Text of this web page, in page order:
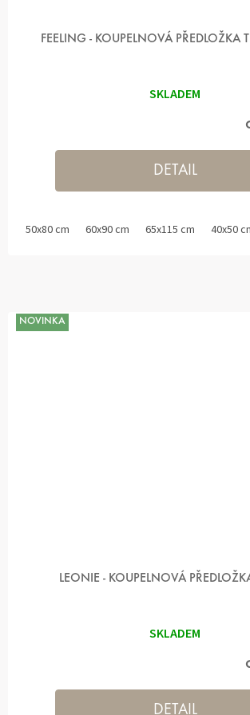
FEELING - KOUPELNOVÁ PŘEDLOŽKA
SKLADEM
DETAIL
50x80 cm 60x90 cm 65x115 cm 40x50
NOVINKA
LEONIE - KOUPELNOVÁ
SKLADEM
DETAIL